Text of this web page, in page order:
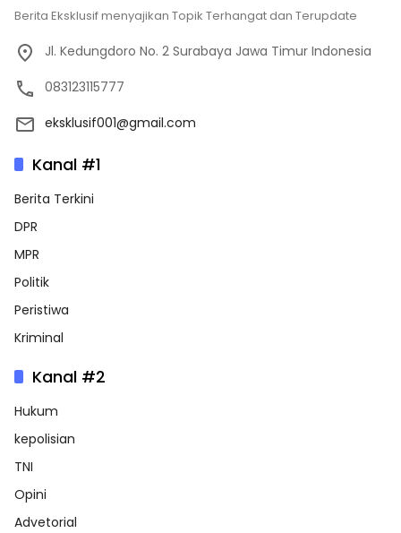
Berita Eksklusif menyajikan Topik Terhangat dan Terupdate
Jl. Kedungdoro No. 2 Surabaya Jawa Timur Indonesia
083123115777
eksklusif001@gmail.com
Kanal #1
Berita Terkini
DPR
MPR
Politik
Peristiwa
Kriminal
Kanal #2
Hukum
kepolisian
TNI
Opini
Advetorial